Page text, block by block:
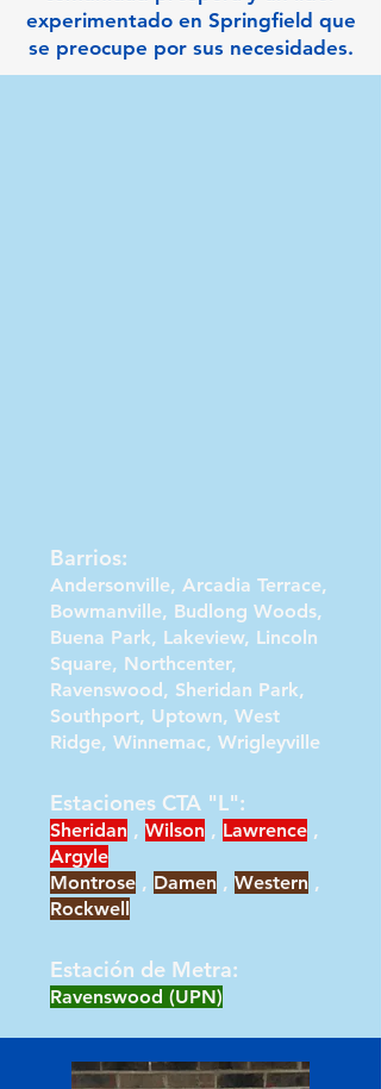
experimentado en Springfield que
se preocupe por sus necesidades.
Barrios:
Andersonville, Arcadia Terrace,
Bowmanville, Budlong Woods,
Buena Park, Lakeview, Lincoln
Square, Northcenter,
Ravenswood, Sheridan Park,
Southport, Uptown, West
Ridge, Winnemac, Wrigleyville
Estaciones CTA "L":
Sheridan , Wilson , Lawrence ,
Argyle
Montrose , Damen , Western ,
Rockwell
Estación de Metra:
Ravenswood (UPN)